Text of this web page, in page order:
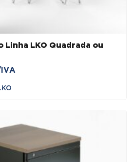
Linha LKO Quadrada ou